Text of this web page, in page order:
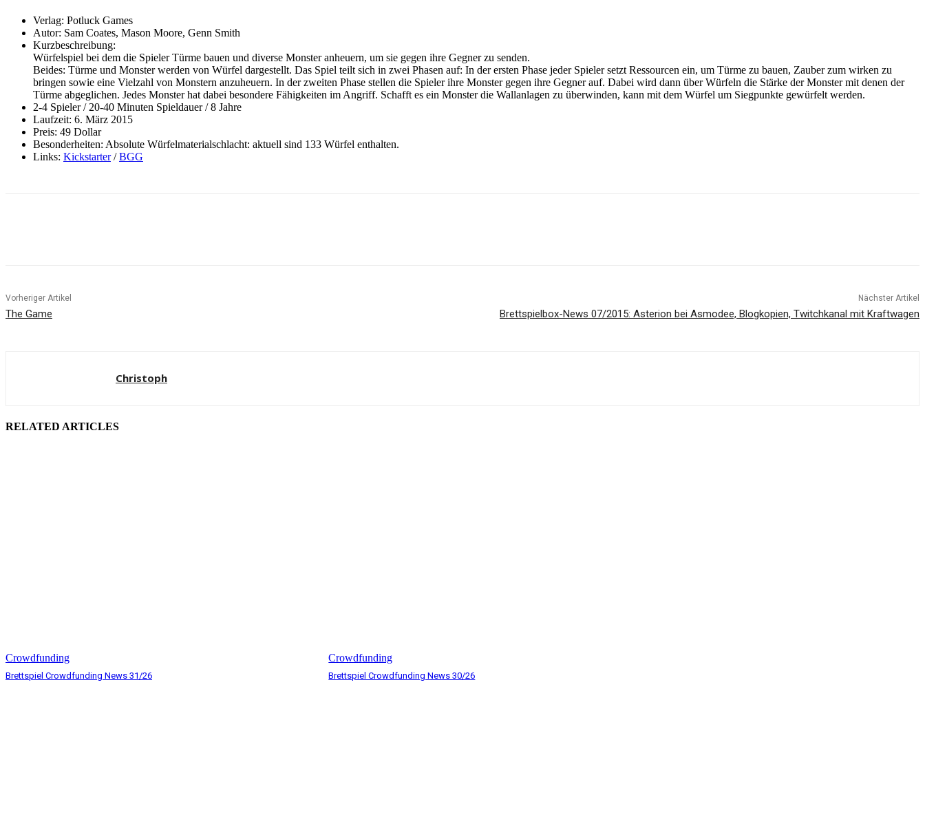
Verlag: Potluck Games
Autor: Sam Coates, Mason Moore, Genn Smith
Kurzbeschreibung:
Würfelspiel bei dem die Spieler Türme bauen und diverse Monster anheuern, um sie gegen ihre Gegner zu senden.
Beides: Türme und Monster werden von Würfel dargestellt. Das Spiel teilt sich in zwei Phasen auf: In der ersten Phase jeder Spieler setzt Ressourcen ein, um Türme zu bauen, Zauber zum wirken zu
bringen sowie eine Vielzahl von Monstern anzuheuern. In der zweiten Phase stellen die Spieler ihre Monster gegen ihre Gegner auf. Dabei wird dann über Würfeln die Stärke der Monster mit denen der
Türme abgeglichen. Jedes Monster hat dabei besondere Fähigkeiten im Angriff. Schafft es ein Monster die Wallanlagen zu überwinden, kann mit dem Würfel um Siegpunkte gewürfelt werden.
2-4 Spieler / 20-40 Minuten Spieldauer / 8 Jahre
Laufzeit: 6. März 2015
Preis: 49 Dollar
Besonderheiten: Absolute Würfelmaterialschlacht: aktuell sind 133 Würfel enthalten.
Links: Kickstarter/BGG
Vorheriger Artikel
The Game
Nächster Artikel
Brettspielbox-News 07/2015: Asterion bei Asmodee, Blogkopien, Twitchkanal mit Kraftwagen
Christoph
RELATED ARTICLES
Crowdfunding
Brettspiel Crowdfunding News 31/26
Crowdfunding
Brettspiel Crowdfunding News 30/26